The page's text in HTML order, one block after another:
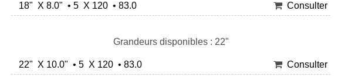
18" X 8.0" • 5 X 120 • 83.0 Consulter
Grandeurs disponibles : 22"
22" X 10.0" • 5 X 120 • 83.0 Consulter